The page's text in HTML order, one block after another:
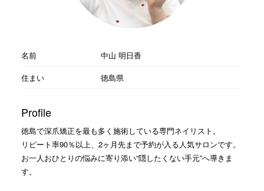
名前
中山 明日香
住まい
徳島県
Profile
徳島で深爪矯正を最も多く施術している専門ネイリスト。
リピート率90％以上、2ヶ月先まで予約が入る人気サロンです。
お一人おひとりの悩みに寄り添い“隠したくない手元”へ導きま
す。